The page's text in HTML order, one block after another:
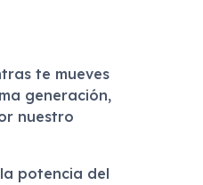
te mueves
generación,
nuestro
potencia del